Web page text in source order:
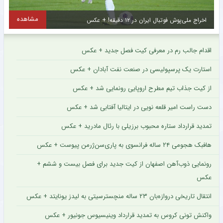
مشاهده
اقدام جالب رم در معرفی کیت فصل جدید + عکس
استارت یک پرسپولیسی در صنعت نفت آبادان + عکس
از کیت جذاب تیم مطرح اروپایی رونمایی شد + عکس
دست راست امیر قلعه نویی در ایتالیا آفتابی شد + عکس
تمدید قرارداد ستاره محبوب برزیلی با رئال مادرید + عکس
هافبک هجومی ۲۴ ساله فرانسوی به پاری‌سن‌ژرمن پیوست + عکس
رونمایی ذوب‌آهن اصفهان از کیت جدید برای فصل بیست و ششم +
عکس
انتقال تاریخی دروازه‌بان ۲۳ ساله منچسترسیتی به لیدز یونایتد + عکس
واکنش تونی کروس به تمدید قرارداد وینیسیوس جونیور + عکس